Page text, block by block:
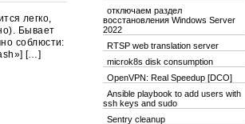
легко,
Бывает
соблюсти:
[…]
отключаем раздел
восстановления Windows Server
2022
RTSP web translation server
microk8s disk consumption
OpenVPN: Real Speedup [DCO]
Ansible playbook to add users with
ssh keys and sudo
Sentry cleanup